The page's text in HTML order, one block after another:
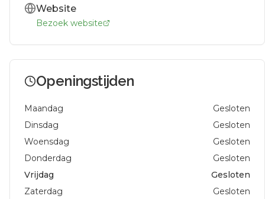
Website
Bezoek website
Openingstijden
Maandag
Gesloten
Dinsdag
Gesloten
Woensdag
Gesloten
Donderdag
Gesloten
Vrijdag
Gesloten
Zaterdag
Gesloten